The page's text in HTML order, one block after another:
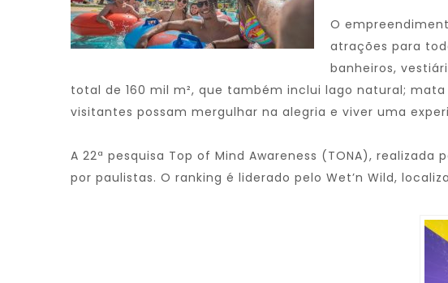
O
atrações para
banheiros,
total de 160 mil m², que também inclui lago natural;
visitantes possam mergulhar na alegria e viver uma
A 22ª pesquisa Top of Mind Awareness (TONA),
por paulistas. O ranking é liderado pelo Wet’n Wild,